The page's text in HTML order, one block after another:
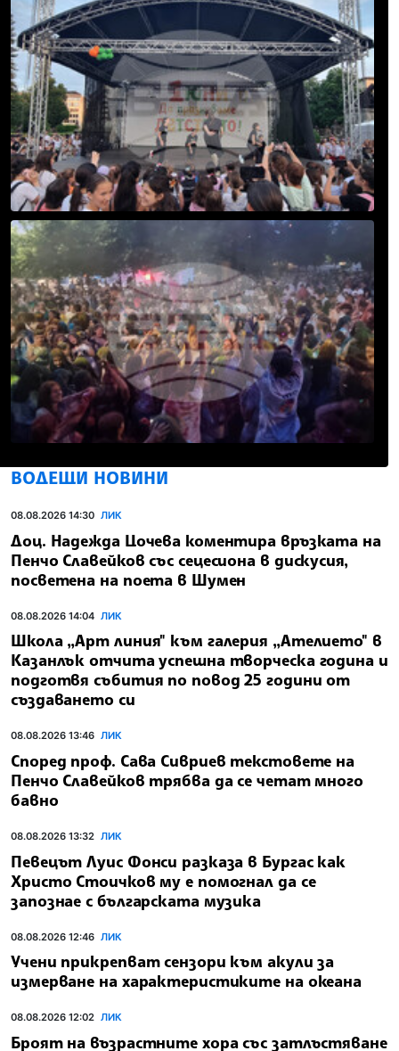
ВОДЕЩИ НОВИНИ
08.08.2026 14:30 ЛИК
Доц. Надежда Цочева коментира връзката на
Пенчо Славейков със сецесиона в дискусия,
посветена на поета в Шумен
08.08.2026 14:04 ЛИК
Школа „Арт линия" към галерия „Ателието" в
Казанлък отчита успешна творческа година и
подготвя събития по повод 25 години от
създаването си
08.08.2026 13:46 ЛИК
Според проф. Сава Сивриев текстовете на
Пенчо Славейков трябва да се четат много
бавно
08.08.2026 13:32 ЛИК
Певецът Луис Фонси разказа в Бургас как
Христо Стоичков му е помогнал да се
запознае с българската музика
08.08.2026 12:46 ЛИК
Учени прикрепват сензори към акули за
измерване на характеристиките на океана
08.08.2026 12:02 ЛИК
Броят на възрастните хора със затлъстяване